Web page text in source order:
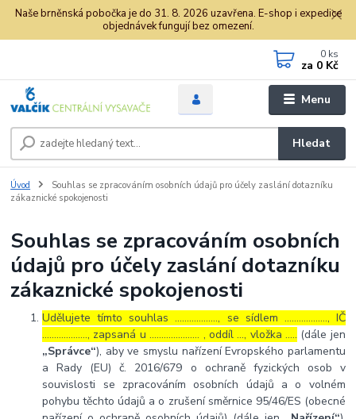
Naše brněnská pobočka je do 31. 8. 2026 uzavřena. E-shop i expedice
objednávek fungují bez omezení.
Menu
Hledat
0 ks
za 0 Kč
Úvod
Souhlas se zpracováním osobních údajů pro účely zaslání dotazníku
zákaznické spokojenosti
Souhlas se zpracováním osobních
údajů pro účely zaslání dotazníku
zákaznické spokojenosti
Udělujete tímto souhlas ……………..., se sídlem ………………, IČ
………………., zapsaná u ………………… , oddíl …, vložka ….. (dále jen
„Správce“), aby ve smyslu nařízení Evropského parlamentu
a Rady (EU) č. 2016/679 o ochraně fyzických osob v
souvislosti se zpracováním osobních údajů a o volném
pohybu těchto údajů a o zrušení směrnice 95/46/ES (obecné